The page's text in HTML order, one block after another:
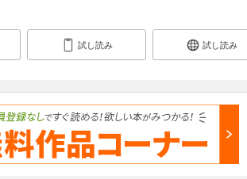
試し読み 試し読み